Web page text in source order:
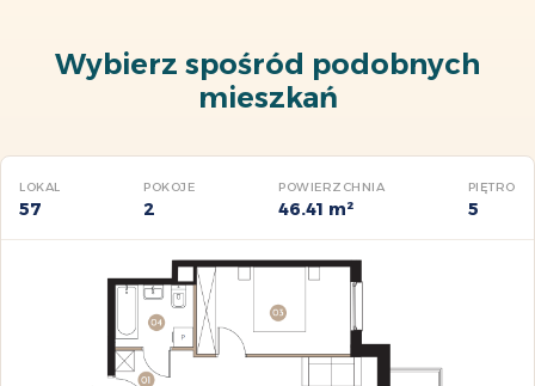
Wybierz spośród podobnych
mieszkań
LOKAL
57
POKOJE
2
POWIERZCHNIA
46.41 m²
PIĘTRO
5